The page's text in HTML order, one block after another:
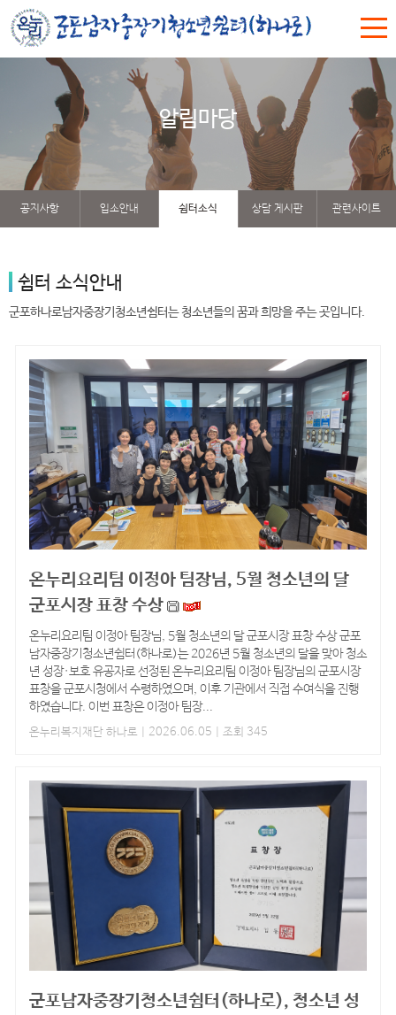
알림마당
공지사항 입소안내 쉼터소식 상담 게시판 관련사이트
쉼터 소식안내
군포하나로남자중장기청소년쉼터는 청소년들의 꿈과 희망을 주는 곳입니다.
온누리요리팀 이정아 팀장님, 5월 청소년의 달
군포시장 표창 수상
온누리요리팀 이정아 팀장님, 5월 청소년의 달 군포시장 표창 수상 군포
남자중장기청소년쉼터(하나로)는 2026년 5월 청소년의 달을 맞아 청소
년 성장·보호 유공자로 선정된 온누리요리팀 이정아 팀장님의 군포시장
표창을 군포시청에서 수령하였으며, 이후 기관에서 직접 수여식을 진행
하였습니다. 이번 표창은 이정아 팀장...
온누리복지재단 하나로 | 2026.06.05 | 조회 345
군포남자중장기청소년쉼터(하나로), 청소년 성